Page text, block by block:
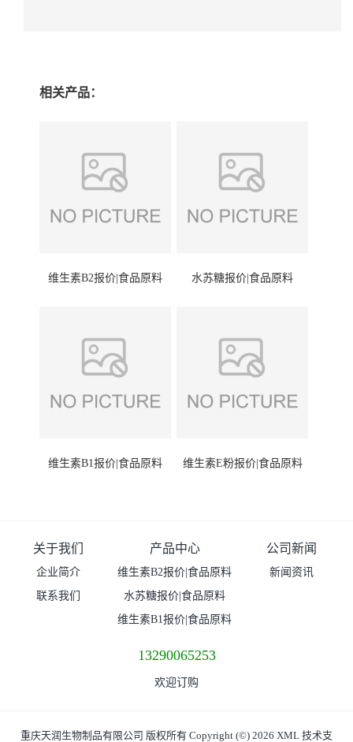
相关产品：
维生素B2报价|食品原料 水苏糖报价|食品原料
维生素B1报价|食品原料 维生素E粉报价|食品原料
关于我们
企业简介
联系我们
产品中心
维生素B2报价|食品原料
水苏糖报价|食品原料
维生素B1报价|食品原料
公司新闻
新闻资讯
13290065253
欢迎订购
重庆天润生物制品有限公司 版权所有 Copyright (©) 2026 XML 技术支